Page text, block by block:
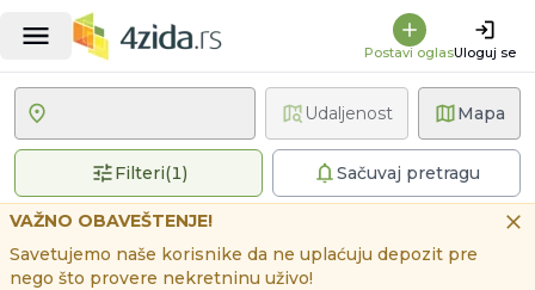
Postavi oglasUloguj se
Mapa
Filteri(1)1 primenjen filterSačuvaj pretragu
Udaljenost
VAŽNO OBAVEŠTENJE!
Savetujemo naše korisnike da ne uplaćuju depozit pre
nego što provere nekretninu uživo!